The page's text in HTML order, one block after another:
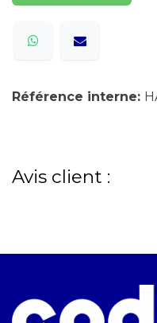
Référence interne:
Avis client :